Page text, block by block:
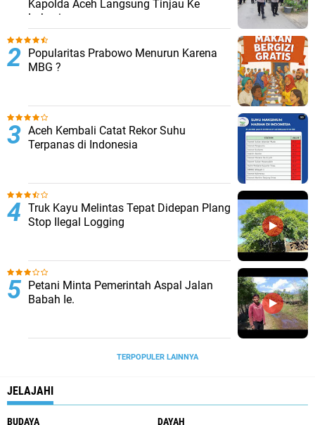
Kapolda Aceh Langsung Tinjau Ke
Lokasi
Popularitas Prabowo Menurun Karena
MBG ?
Aceh Kembali Catat Rekor Suhu
Terpanas di Indonesia
Truk Kayu Melintas Tepat Didepan Plang
Stop Ilegal Logging
Petani Minta Pemerintah Aspal Jalan
Babah Ie.
TERPOPULER LAINNYA
JELAJAHI
BUDAYA DAYAH